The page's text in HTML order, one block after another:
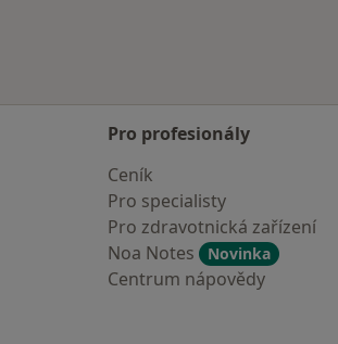
Pro profesionály
Ceník
Pro specialisty
Pro zdravotnická zařízení
Noa Notes
Novinka
Centrum nápovědy